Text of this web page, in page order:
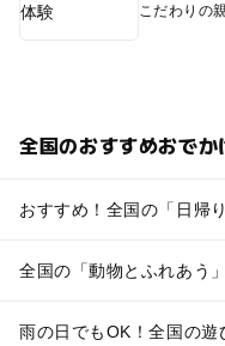
こだわりの
全国のおすすめおでか
おすすめ！全国の「日帰
全国の「動物とふれあう
雨の日でもOK！全国の遊